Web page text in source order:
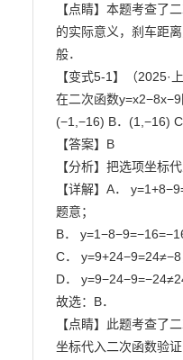
【点睛】本题考查了
的实际意义，刹车距
般．
【变式5-1】（2025·
在二次函数y=x2−8x−9
(−1,−16) B．(1,−16)
【答案】B
【分析】把选项坐标
【详解】A．
题意；
B．
C． y=9+24−9=24≠−8
D．
故选：B．
【点睛】此题考查了
坐标代入二次函数验证